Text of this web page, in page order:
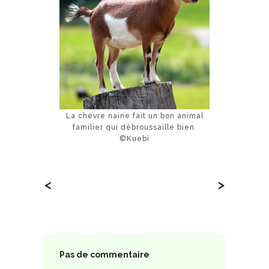
La chèvre naine fait un bon animal
familier qui débroussaille bien.
©Kuebi
< >
Pas de commentaire